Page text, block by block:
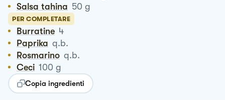
Salsa tahina 50 g
PER COMPLETARE
Burratine 4
Paprika q.b.
Rosmarino q.b.
Ceci 100 g
Copia ingredienti